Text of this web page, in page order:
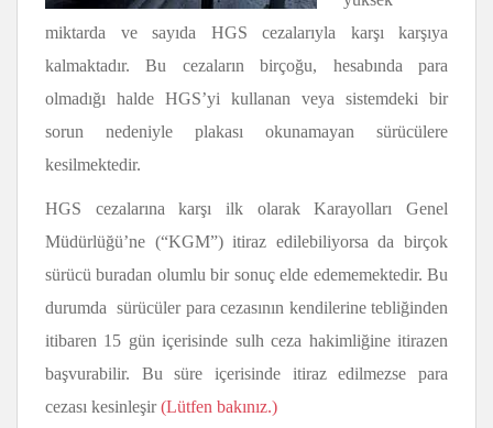
miktarda ve sayıda HGS cezalarıyla karşı karşıya
kalmaktadır. Bu cezaların birçoğu, hesabında para
olmadığı halde HGS’yi kullanan veya sistemdeki bir
sorun nedeniyle plakası okunamayan sürücülere
kesilmektedir.
HGS cezalarına karşı ilk olarak Karayolları Genel
Müdürlüğü’ne (“KGM”) itiraz edilebiliyorsa da birçok
sürücü buradan olumlu bir sonuç elde edememektedir. Bu
durumda sürücüler para cezasının kendilerine tebliğinden
itibaren 15 gün içerisinde sulh ceza hakimliğine itirazen
başvurabilir. Bu süre içerisinde itiraz edilmezse para
cezası kesinleşir(Lütfen bakınız.)